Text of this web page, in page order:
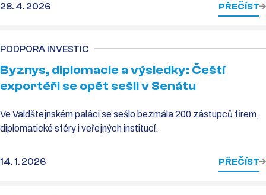
28. 4. 2026 PŘEČÍST
PODPORA INVESTIC
Byznys, diplomacie a výsledky: Čeští
exportéři se opět sešli v Senátu
Ve Valdštejnském paláci se sešlo bezmála 200 zástupců firem,
diplomatické sféry i veřejných institucí.
14. 1. 2026 PŘEČÍST